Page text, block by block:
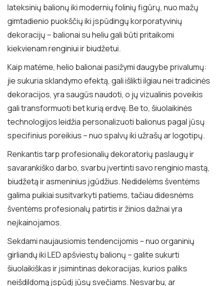
lateksinių balionų iki modernių folinių figūrų, nuo mažų
gimtadienio puokščių iki įspūdingų korporatyvinių
dekoracijų – balionai su heliu gali būti pritaikomi
kiekvienam renginiui ir biudžetui.
Kaip matėme, helio balionai pasižymi daugybe privalumų:
jie sukuria sklandymo efektą, gali išlikti ilgiau nei tradicinės
dekoracijos, yra saugūs naudoti, o jų vizualinis poveikis
gali transformuoti bet kurią erdvę. Be to, šiuolaikinės
technologijos leidžia personalizuoti balionus pagal jūsų
specifinius poreikius – nuo spalvų iki užrašų ar logotipų.
Renkantis tarp profesionalių dekoratorių paslaugų ir
savarankiško darbo, svarbu įvertinti savo renginio mastą,
biudžetą ir asmeninius įgūdžius. Nedidelėms šventėms
galima puikiai susitvarkyti patiems, tačiau didesnėms
šventėms profesionalų patirtis ir žinios dažnai yra
neįkainojamos.
Sekdami naujausiomis tendencijomis – nuo organinių
girliandų iki LED apšviestų balionų – galite sukurti
šiuolaikiškas ir įsimintinas dekoracijas, kurios paliks
neišdildomą įspūdį jūsų svečiams. Nesvarbu, ar